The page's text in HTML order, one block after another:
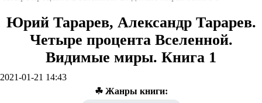
Юрий Тарарев, Александр Тарарев.
Четыре процента Вселенной.
Видимые миры. Книга 1
2021-01-21 14:43
☘ Жанры книги: